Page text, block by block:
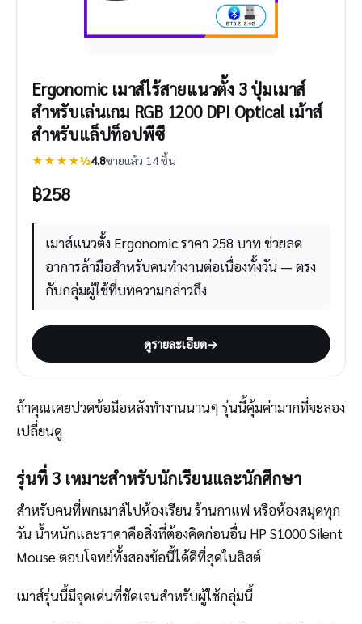
Ergonomic เมาส์ไร้สายแนวตั้ง 3 ปุ่มเมาส์
สําหรับเล่นเกม RGB 1200 DPI Optical เม้าส์
สําหรับแล็ปท็อปพีซี
★★★★½4.8ขายแล้ว 14 ชิ้น
฿258
เมาส์แนวตั้ง Ergonomic ราคา 258 บาท ช่วยลด
อาการล้ามือสำหรับคนทำงานต่อเนื่องทั้งวัน — ตรง
กับกลุ่มผู้ใช้ที่บทความกล่าวถึง
ดูรายละเอียด→
ถ้าคุณเคยปวดข้อมือหลังทำงานนานๆ รุ่นนี้คุ้มค่ามากที่จะลอง
เปลี่ยนดู
รุ่นที่ 3 เหมาะสำหรับนักเรียนและนักศึกษา
สำหรับคนที่พกเมาส์ไปห้องเรียน ร้านกาแฟ หรือห้องสมุดทุก
วัน น้ำหนักและราคาคือสิ่งที่ต้องคิดก่อนอื่น HP S1000 Silent
Mouse ตอบโจทย์ทั้งสองข้อนี้ได้ดีที่สุดในลิสต์
เมาส์รุ่นนี้มีจุดเด่นที่ชัดเจนสำหรับผู้ใช้กลุ่มนี้